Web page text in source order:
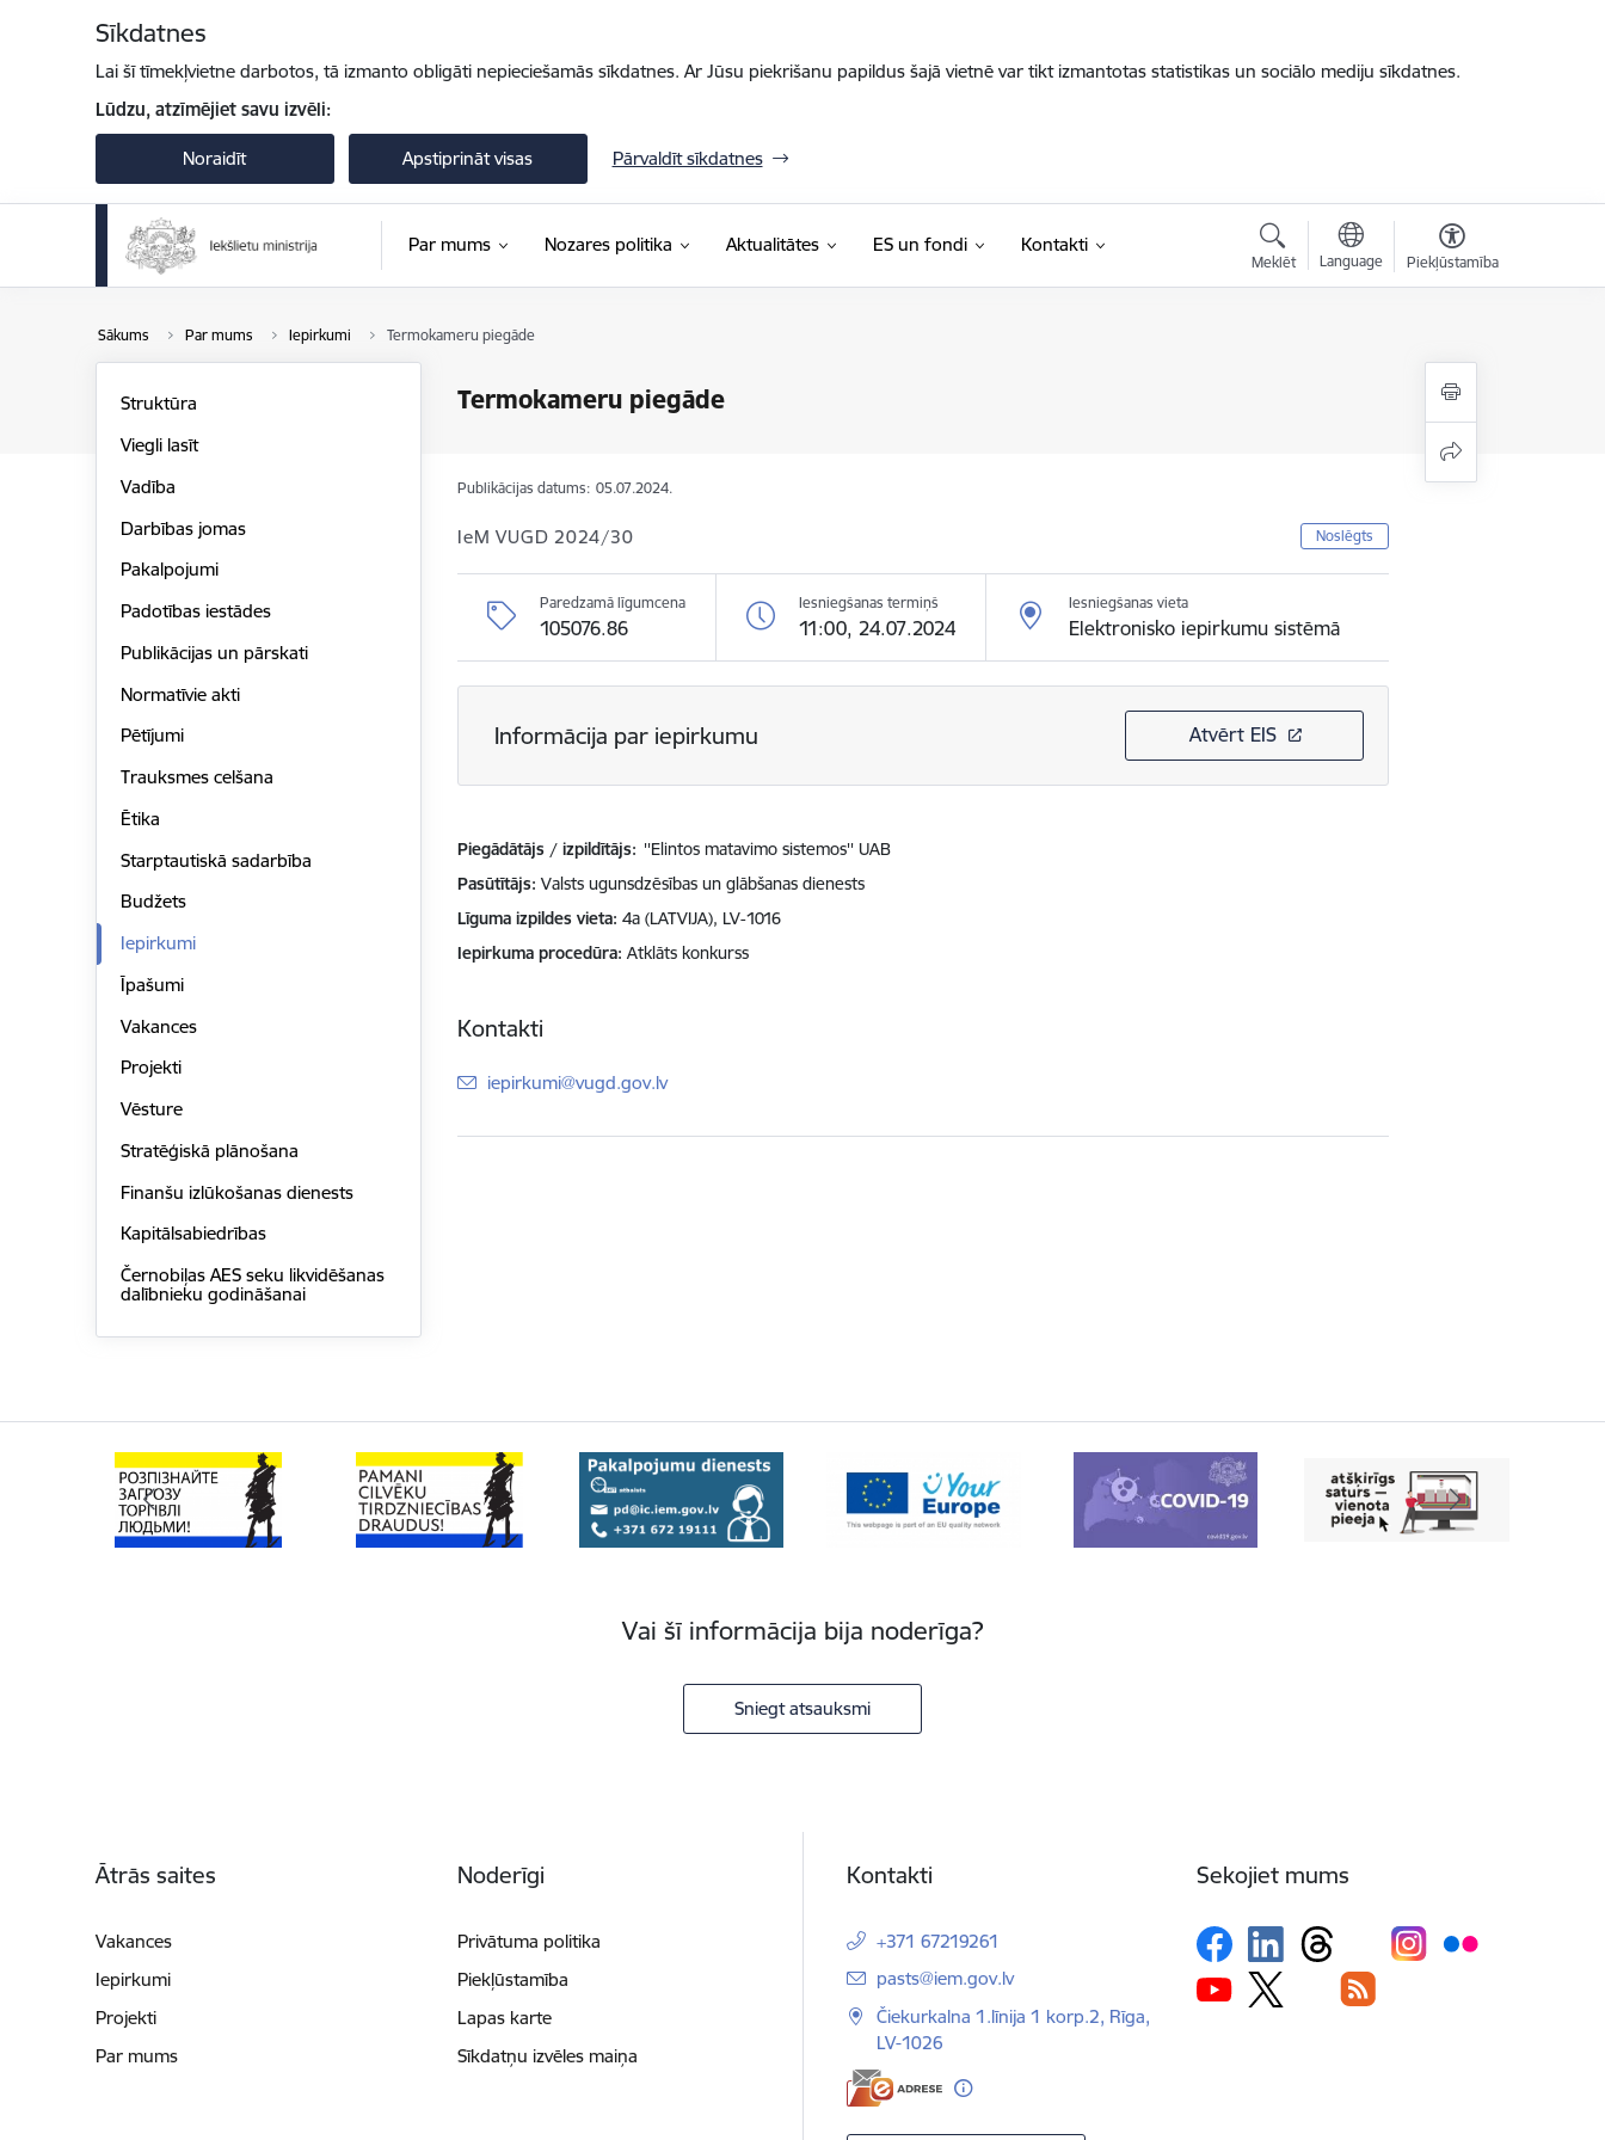
Sīkdatnes
Lai šī tīmekļvietne darbotos, tā izmanto obligāti nepieciešamās sīkdatnes. Ar Jūsu piekrišanu papildus šajā vietnē var tikt izmantotas statistikas un sociālo mediju sīkdatnes.
Lūdzu, atzīmējiet savu izvēli:
Noraidīt Apstiprināt visas Pārvaldīt sīkdatnes
Par mums Nozares politika Aktualitātes ES un fondi Kontakti
Meklēt Language Piekļūstamība
Sākums Par mums Iepirkumi Termokameru piegāde
Termokameru piegāde
Struktūra
Viegli lasīt
Vadība
Darbības jomas
Pakalpojumi
Padotības iestādes
Publikācijas un pārskati
Normatīvie akti
Pētījumi
Trauksmes celšana
Ētika
Starptautiskā sadarbība
Budžets
Iepirkumi
Īpašumi
Vakances
Projekti
Vēsture
Stratēģiskā plānošana
Finanšu izlūkošanas dienests
Kapitālsabiedrības
Černobiļas AES seku likvidēšanas
dalībnieku godināšanai
Publikācijas datums: 05.07.2024.
IeM VUGD 2024/30 Noslēgts
Paredzamā līgumcena
105076.86
Iesniegšanas termiņš
11:00, 24.07.2024
Iesniegšanas vieta
Elektronisko iepirkumu sistēmā
Informācija par iepirkumu Atvērt EIS
Piegādātājs / izpildītājs: ''Elintos matavimo sistemos'' UAB
Pasūtītājs Valsts ugunsdzēsības un glābšanas dienests
Līguma izpildes vieta 4a (LATVIJA), LV-1016
Iepirkuma procedūra Atklāts konkurss
Kontakti
E-pasts:
iepirkumi@vugd.gov.lv
Vai šī informācija bija noderīga?
Sniegt atsauksmi
Ātrās saites
Vakances
Iepirkumi
Projekti
Par mums
Noderīgi
Privātuma politika
Piekļūstamība
Lapas karte
Sīkdatņu izvēles maiņa
Kontakti
+371 67219261
E-pasts:
pasts@iem.gov.lv
Čiekurkalna 1.līnija 1 korp.2, Rīga,
LV-1026
Sekojiet mums